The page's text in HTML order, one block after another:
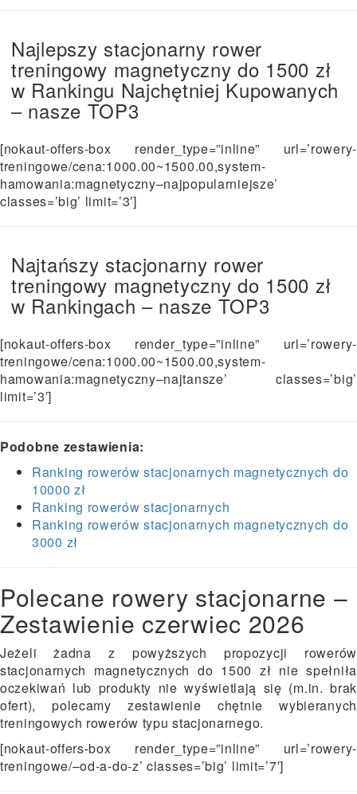
Najlepszy stacjonarny rower
treningowy magnetyczny do 1500 zł
w Rankingu Najchętniej Kupowanych
– nasze TOP3
[nokaut-offers-box render_type=”inline” url=’rowery-
treningowe/cena:1000.00~1500.00,system-
hamowania:magnetyczny–najpopularniejsze’
classes=’big’ limit=’3′]
Najtańszy stacjonarny rower
treningowy magnetyczny do 1500 zł
w Rankingach – nasze TOP3
[nokaut-offers-box render_type=”inline” url=’rowery-
treningowe/cena:1000.00~1500.00,system-
hamowania:magnetyczny–najtansze’ classes=’big’
limit=’3′]
Podobne zestawienia:
Ranking rowerów stacjonarnych magnetycznych do
10000 zł
Ranking rowerów stacjonarnych
Ranking rowerów stacjonarnych magnetycznych do
3000 zł
Polecane rowery stacjonarne –
Zestawienie czerwiec 2026
Jeżeli żadna z powyższych propozycji rowerów
stacjonarnych magnetycznych do 1500 zł nie spełniła
oczekiwań lub produkty nie wyświetlają się (m.in. brak
ofert), polecamy zestawienie chętnie wybieranych
treningowych rowerów typu stacjonarnego.
[nokaut-offers-box render_type=”inline” url=’rowery-
treningowe/–od-a-do-z’ classes=’big’ limit=’7′]